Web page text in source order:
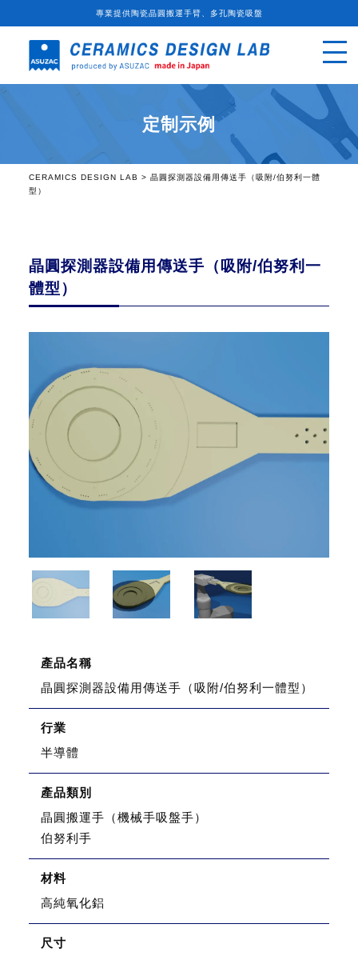
專業提供陶瓷晶圓搬運手臂、多孔陶瓷吸盤
定制示例
CERAMICS DESIGN LAB > 晶圓探測器設備用傳送手（吸附/伯努利一體
型）
晶圓探測器設備用傳送手（吸附/伯努利一
體型）
產品名稱
晶圓探測器設備用傳送手（吸附/伯努利一體型）
行業
半導體
產品類別
晶圓搬運手（機械手吸盤手）
伯努利手
材料
高純氧化鋁
尺寸